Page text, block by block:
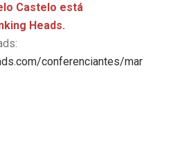
Castelo está
Heads.
conferenciantes/mar